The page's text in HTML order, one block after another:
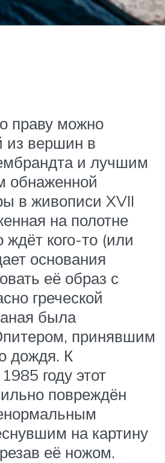
праву можно
из вершин в
и лучшим
обнаженной
в живописи XVII
на полотне
кого-то (или
основания
её образ с
греческой
была
принявшим
дождя. К
году этот
повреждён
на картину
её ножом.